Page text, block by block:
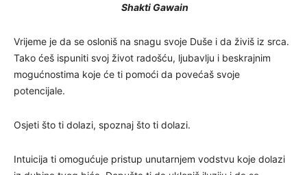
Shakti Gawain
Vrijeme je da se osloniš na snagu svoje Duše i da živiš iz srca.
Tako ćeš ispuniti svoj život radošću, ljubavlju i beskrajnim
mogućnostima koje će ti pomoći da povećaš svoje
potencijale.
Osjeti što ti dolazi, spoznaj što ti dolazi.
Intuicija ti omogućuje pristup unutarnjem vodstvu koje dolazi